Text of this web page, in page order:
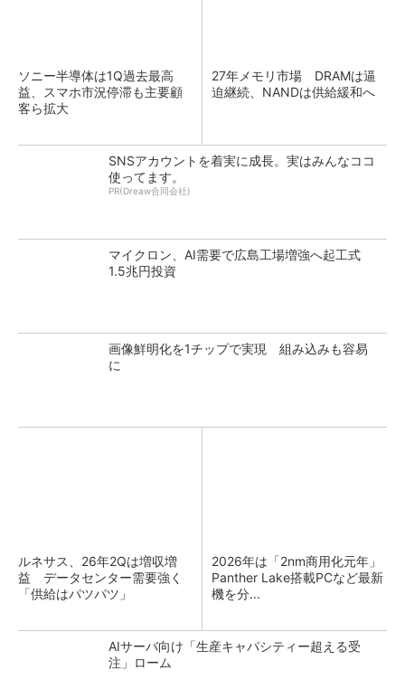
ソニー半導体は1Q過去最高
益、スマホ市況停滞も主要顧
客ら拡大
27年メモリ市場 DRAMは逼
迫継続、NANDは供給緩和へ
SNSアカウントを着実に成長。実はみんなココ
使ってます。
PR(Dreaw合同会社)
マイクロン、AI需要で広島工場増強へ起工式
1.5兆円投資
画像鮮明化を1チップで実現 組み込みも容易
に
ルネサス、26年2Qは増収増
益 データセンター需要強く
「供給はパツパツ」
2026年は「2nm商用化元年」
Panther Lake搭載PCなど最新
機を分...
AIサーバ向け「生産キャパシティー超える受
注」ローム